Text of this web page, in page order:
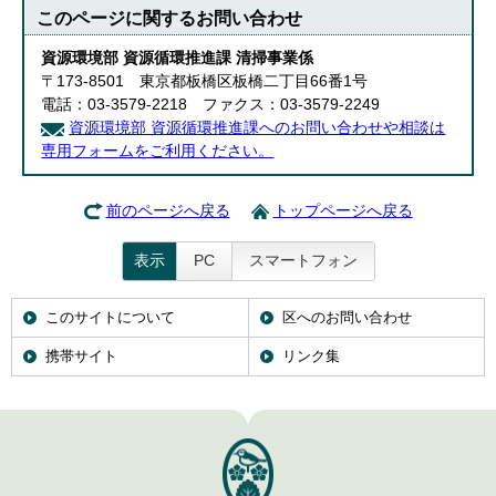
このページに関するお問い合わせ
資源環境部 資源循環推進課 清掃事業係
〒173-8501 東京都板橋区板橋二丁目66番1号
電話：03-3579-2218 ファクス：03-3579-2249
資源環境部 資源循環推進課へのお問い合わせや相談は
専用フォームをご利用ください。
前のページへ戻る トップページへ戻る
表示 PC スマートフォン
このサイトについて 区へのお問い合わせ
携帯サイト リンク集